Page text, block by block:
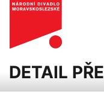
DETAIL